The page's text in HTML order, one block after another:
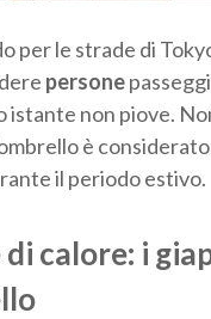
per le strade di
persone
istante non piove.
è
il periodo estivo.
calore: i